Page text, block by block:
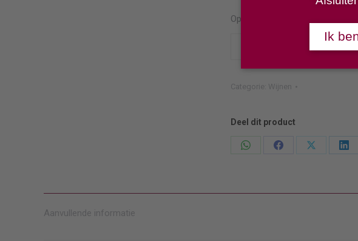
Op voorraad
aantal
Categorie: Wijnen
Deel dit product
Deel
Deel
Deel
Aanvullende informatie
Ik